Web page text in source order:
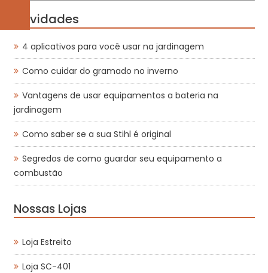
Novidades
4 aplicativos para você usar na jardinagem
Como cuidar do gramado no inverno
Vantagens de usar equipamentos a bateria na
jardinagem
Como saber se a sua Stihl é original
Segredos de como guardar seu equipamento a
combustão
Nossas Lojas
Loja Estreito
Loja SC-401